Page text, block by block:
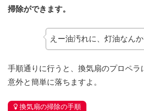
掃除ができます。
えー油汚れに、灯油なん
手順通りに行うと、換気扇のプロペラ
意外と簡単に落ちますよ。
換気扇の掃除の手順